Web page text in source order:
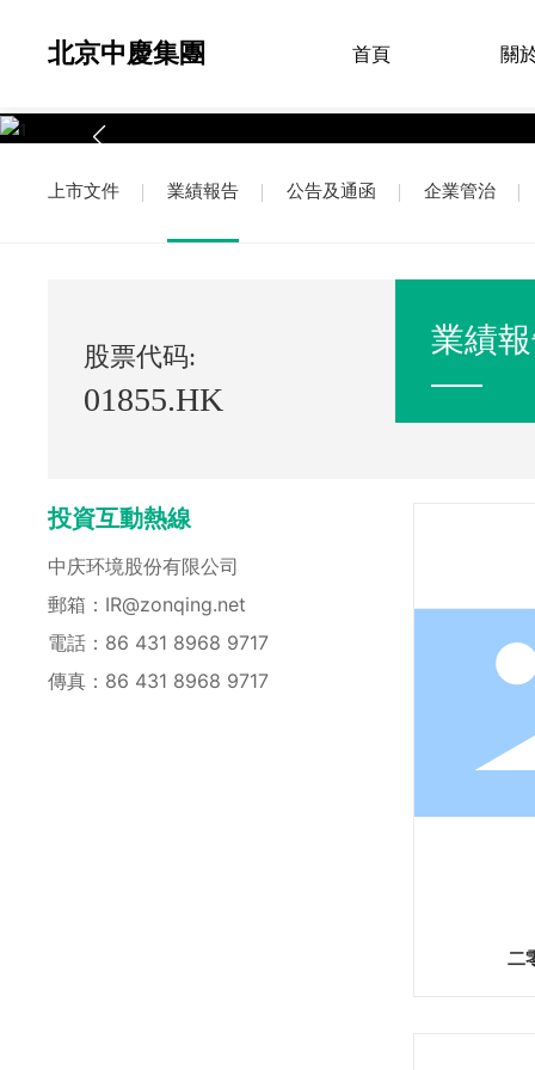
北京中慶集團 首頁 關
上市文件 業績報告 公告及通函 企業管治
股票代码:
01855.HK
業績
投資互動熱線
中庆环境股份有限公司
郵箱： IR@zonqing.net
電話： 86 431 8968 9717
傳真：86 431 8968 9717
二